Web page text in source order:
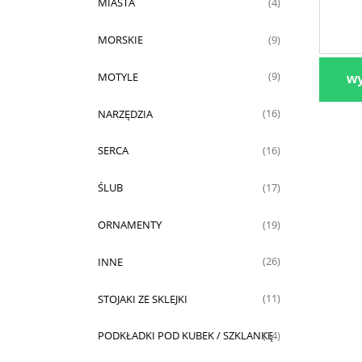
(4)
MORSKIE (9)
MOTYLE (9)
NARZĘDZIA (16)
SERCA (16)
ŚLUB (17)
ORNAMENTY (19)
INNE (26)
STOJAKI ZE SKLEJKI (11)
PODKŁADKI POD KUBEK / SZKLANKĘ(34)